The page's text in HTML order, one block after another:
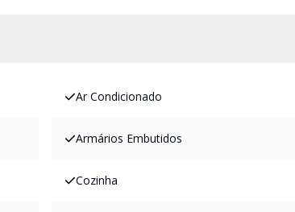
Ar Condicionado
Armários Embutidos
Cozinha